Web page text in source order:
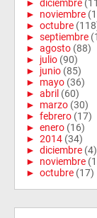
► diciembre
► noviembre
► octubre
► septiembre
► agosto (88)
► julio (90)
► junio (85)
► mayo (36)
► abril (60)
► marzo (30)
► febrero (17)
► enero (16)
► 2014 (34)
► diciembre (4)
► noviembre
► octubre (17)